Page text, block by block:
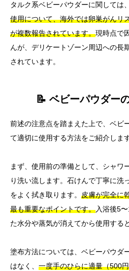
タルク系ベビーパウダーに関しては、
使用について、海外では卵巣がんリ
が複数報告されています。現時点で
んが、デリケートゾーン周辺への長
されています。
📝 ベビーパウダー
前述の注意点を踏まえた上で、ベビ
て適切に使用する方法をご紹介します
まず、使用前の準備として、シャワ
り洗い流します。石けんで丁寧に洗
をよく拭き取ります。 皮膚が完全に
最も重要なポイントです。入浴後5
た水分や蒸気が消えてから使用する
塗布方法については、ベビーパウダ
はなく、 一度手のひらに適量（500